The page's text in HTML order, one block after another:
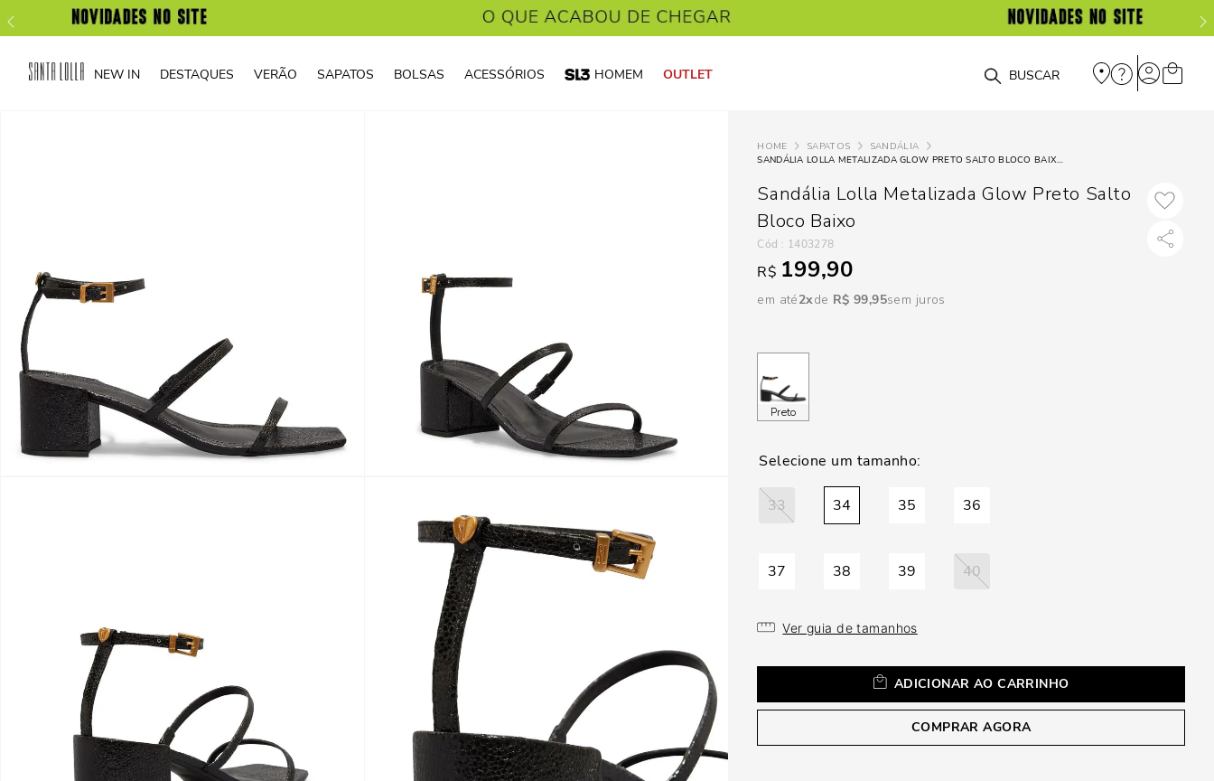
NEW IN DESTAQUES VERÃO SAPATOS BOLSAS ACESSÓRIOS HOMEM OUTLET O que você está procurando?
SAPATOS
SANDÁLIA
SANDÁLIA LOLLA METALIZADA GLOW PRETO SALTO BLOCO BAIXO
Sandália Lolla Metalizada Glow Preto Salto
Bloco Baixo
: 1403278
R$ 199,90
em até2 R$ 99,95sem juros
Preto
33 34 35 36
37 38 39 40
Ver guia de tamanhos
ADICIONAR AO CARRINHO
COMPRAR AGORA